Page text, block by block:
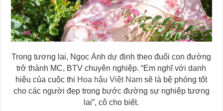
Trong tương lai, Ngọc Ánh dự định theo đuổi con đường
trở thành MC, BTV chuyên nghiệp. “Em nghĩ với danh
hiệu của cuộc thi Hoa hậu Việt Nam sẽ là bệ phóng tốt
cho các người đẹp trong bước đường sự nghiệp tương
lai”, cô cho biết.